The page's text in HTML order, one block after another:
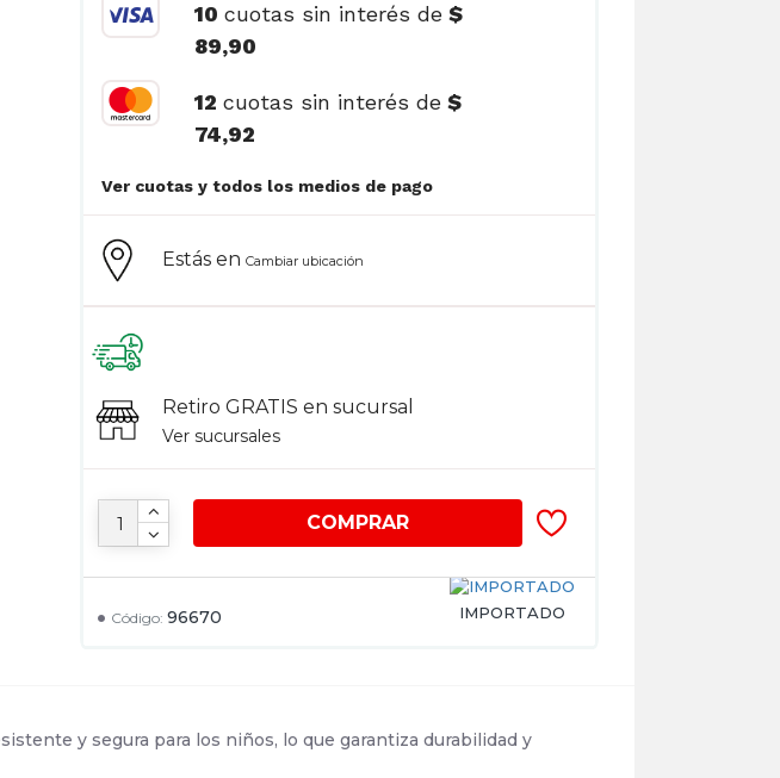
Código: 96670 IMPORTADO
COMPRAR
Estás enCambiar ubicación
Retiro GRATIS en sucursal
Ver sucursales
10cuotas sin interés de $
89,90
12cuotas sin interés de $
74,92
Ver cuotas y todos los medios de pago
y segura para los niños, lo que garantiza durabilidad y